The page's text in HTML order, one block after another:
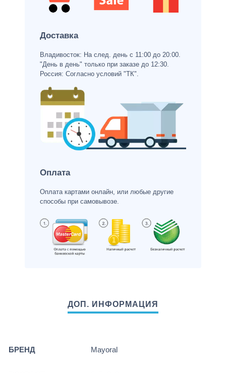
Доставка
Владивосток: На след. день с 11:00 до 20:00.
"День в день" только при заказе до 12:30.
Россия: Согласно условий "ТК".
Оплата
Оплата картами онлайн, или любые другие
способы при самовывозе.
БРЕНД Mayoral